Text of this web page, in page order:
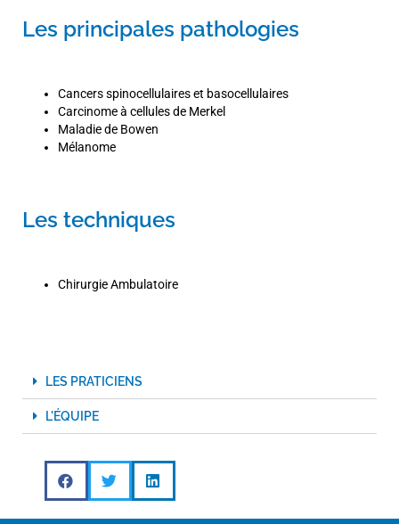
Les principales pathologies
Cancers spinocellulaires et basocellulaires
Carcinome à cellules de Merkel
Maladie de Bowen
Mélanome
Les techniques
Chirurgie Ambulatoire
LES PRATICIENS
L'ÉQUIPE